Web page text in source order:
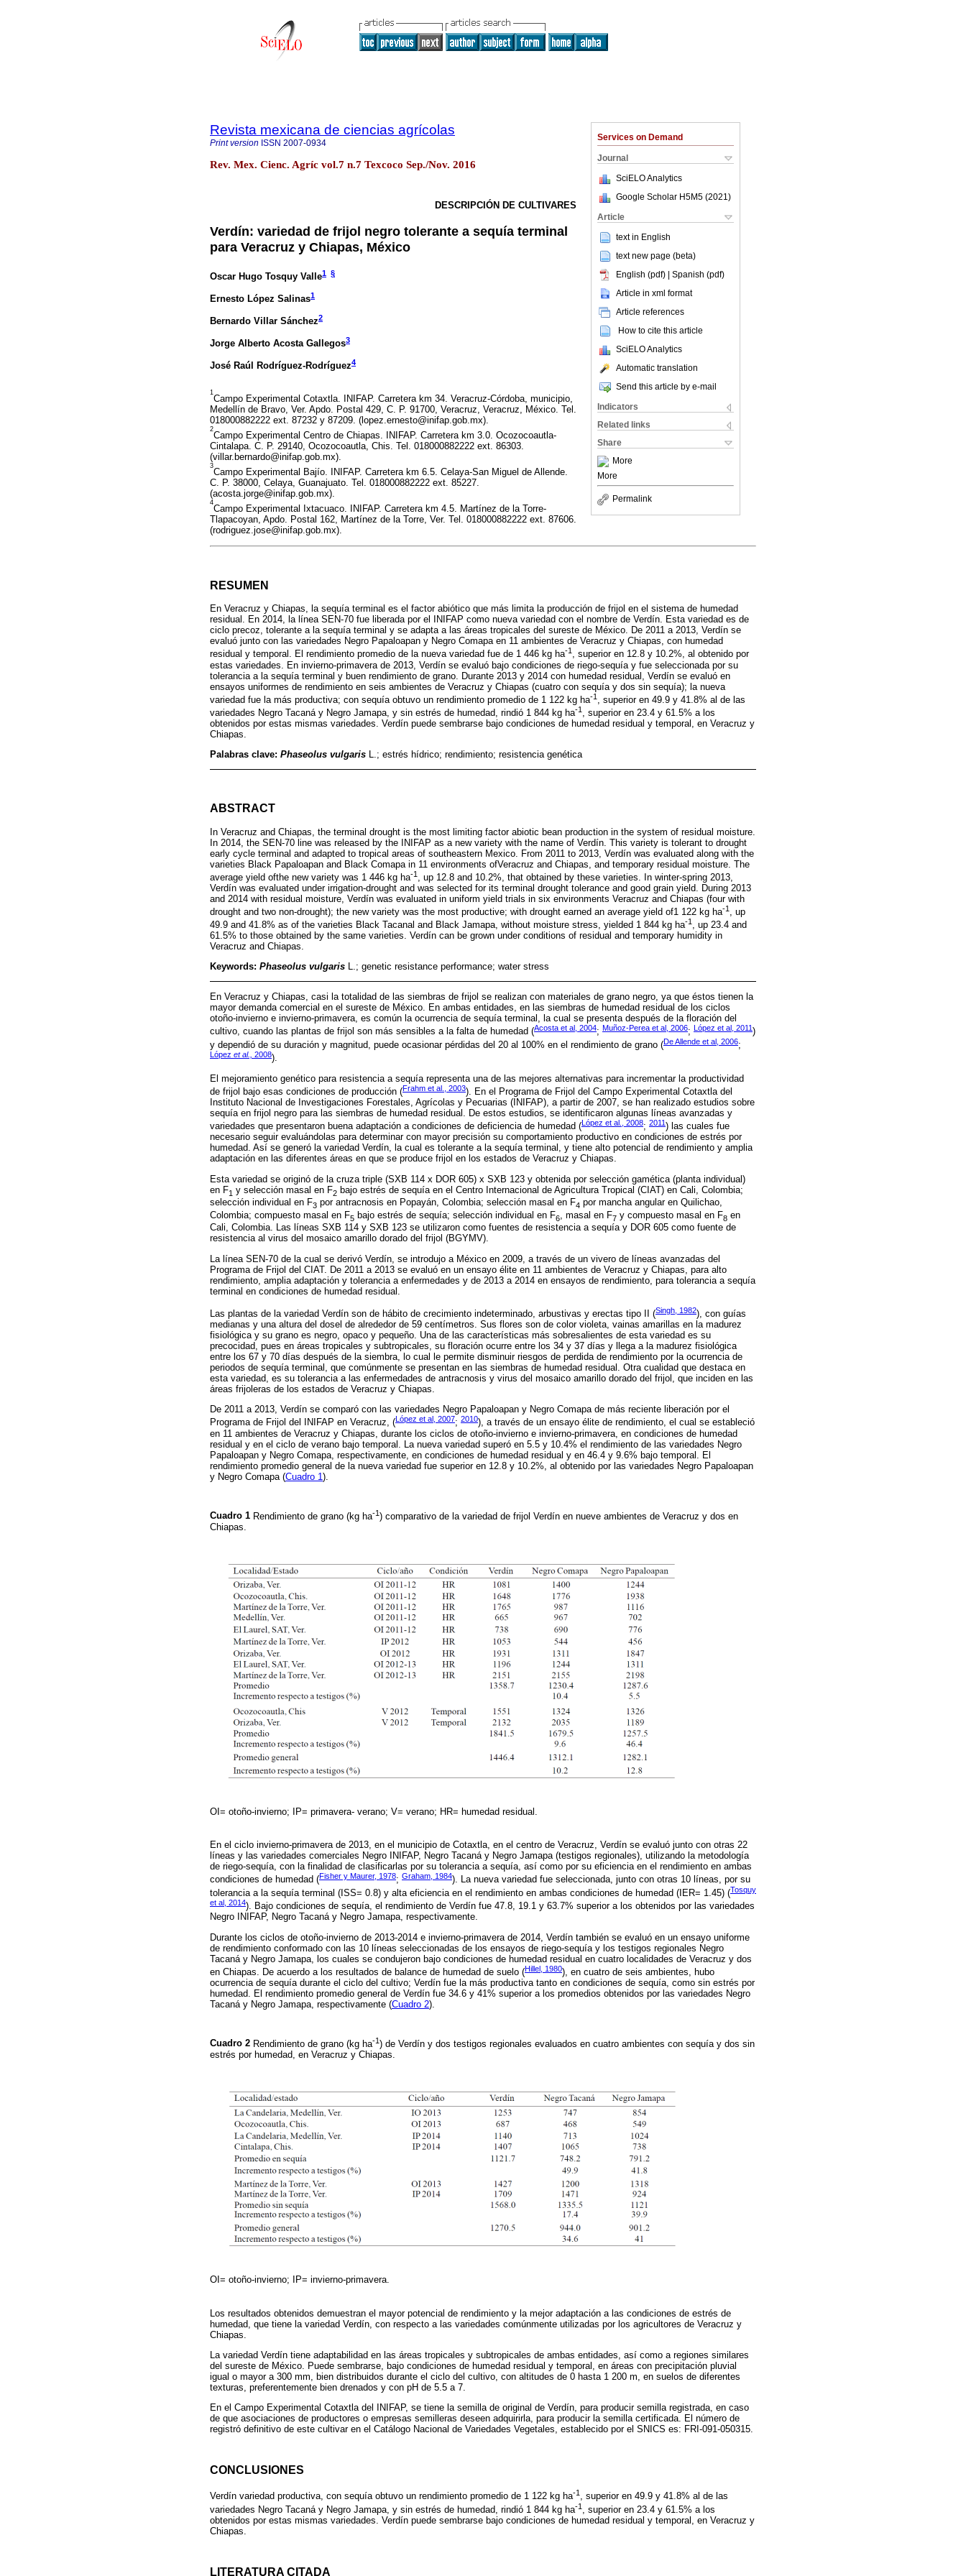
Services on Demand
Journal
SciELO Analytics
Google Scholar H5M5 (2021 )
Article
text in English
text new page (beta)
English (pdf) | Spanish (pdf)
Article in xml format
Article references
How to cite this article
SciELO Analytics
Automatic translation
Send this article by e-mail
Indicators
Related links
Share
More
More
Permalink
Revista mexicana de ciencias agrícolas
Print version ISSN 2007-0934
Rev. Mex. Cienc. Agríc vol.7 n.7 Texcoco Sep./Nov. 2016
DESCRIPCIÓN DE CULTIVARES
Verdín: variedad de frijol negro tolerante a sequía terminal
para Veracruz y Chiapas, México
Oscar Hugo Tosquy Valle1 §
Ernesto López Salinas1
Bernardo Villar Sánchez2
Jorge Alberto Acosta Gallegos3
José Raúl Rodríguez-Rodríguez4
1
Campo Experimental Cotaxtla. INIFAP. Carretera km 34. Veracruz-Córdoba, municipio,
Medellín de Bravo, Ver. Apdo. Postal 429, C. P. 91700, Veracruz, Veracruz, México. Tel.
018000882222 ext. 87232 y 87209. (lopez.ernesto@inifap.gob.mx).
2
Campo Experimental Centro de Chiapas. INIFAP. Carretera km 3.0. Ocozocoautla-
Cintalapa. C. P. 29140, Ocozocoautla, Chis. Tel. 018000882222 ext. 86303.
(villar.bernardo@inifap.gob.mx).
3
Campo Experimental Bajío. INIFAP. Carretera km 6.5. Celaya-San Miguel de Allende.
C. P. 38000, Celaya, Guanajuato. Tel. 018000882222 ext. 85227.
(acosta.jorge@inifap.gob.mx).
4
Campo Experimental Ixtacuaco. INIFAP. Carretera km 4.5. Martínez de la Torre-
Tlapacoyan, Apdo. Postal 162, Martínez de la Torre, Ver. Tel. 018000882222 ext. 87606.
(rodriguez.jose@inifap.gob.mx).
RESUMEN
En Veracruz y Chiapas, la sequía terminal es el factor abiótico que más limita la producción de frijol en el sistema de humedad
residual. En 2014, la línea SEN-70 fue liberada por el INIFAP como nueva variedad con el nombre de Verdín. Esta variedad es de
ciclo precoz, tolerante a la sequía terminal y se adapta a las áreas tropicales del sureste de México. De 2011 a 2013, Verdín se
evaluó junto con las variedades Negro Papaloapan y Negro Comapa en 11 ambientes de Veracruz y Chiapas, con humedad
residual y temporal. El rendimiento promedio de la nueva variedad fue de 1 446 kg ha-1, superior en 12.8 y 10.2%, al obtenido por
estas variedades. En invierno-primavera de 2013, Verdín se evaluó bajo condiciones de riego-sequía y fue seleccionada por su
tolerancia a la sequía terminal y buen rendimiento de grano. Durante 2013 y 2014 con humedad residual, Verdín se evaluó en
ensayos uniformes de rendimiento en seis ambientes de Veracruz y Chiapas (cuatro con sequía y dos sin sequía); la nueva
variedad fue la más productiva; con sequía obtuvo un rendimiento promedio de 1 122 kg ha-1 , superior en 49.9 y 41.8% al de las
variedades Negro Tacaná y Negro Jamapa, y sin estrés de humedad, rindió 1 844 kg ha-1 , superior en 23.4 y 61.5% a los
obtenidos por estas mismas variedades. Verdín puede sembrarse bajo condiciones de humedad residual y temporal, en Veracruz y
Chiapas.
Palabras clave: Phaseolus vulgaris L.; estrés hídrico; rendimiento; resistencia genética
ABSTRACT
In Veracruz and Chiapas, the terminal drought is the most limiting factor abiotic bean production in the system of residual moisture.
In 2014, the SEN-70 line was released by the INIFAP as a new variety with the name of Verdín. This variety is tolerant to drought
early cycle terminal and adapted to tropical areas of southeastern Mexico. From 2011 to 2013, Verdín was evaluated along with the
varieties Black Papaloapan and Black Comapa in 11 environments ofVeracruz and Chiapas, and temporary residual moisture. The
average yield ofthe new variety was 1 446 kg ha-1
, up 12.8 and 10.2%, that obtained by these varieties. In winter-spring 2013,
Verdín was evaluated under irrigation-drought and was selected for its terminal drought tolerance and good grain yield. During 2013
and 2014 with residual moisture, Verdín was evaluated in uniform yield trials in six environments Veracruz and Chiapas (four with
drought and two non-drought); the new variety was the most productive; with drought earned an average yield of1 122 kg ha-1 , up
49.9 and 41.8% as of the varieties Black Tacanal and Black Jamapa, without moisture stress, yielded 1 844 kg ha-1 , up 23.4 and
61.5% to those obtained by the same varieties. Verdín can be grown under conditions of residual and temporary humidity in
Veracruz and Chiapas.
Keywords: Phaseolus vulgaris L.; genetic resistance performance; water stress
En Veracruz y Chiapas, casi la totalidad de las siembras de frijol se realizan con materiales de grano negro, ya que éstos tienen la
mayor demanda comercial en el sureste de México. En ambas entidades, en las siembras de humedad residual de los ciclos
otoño-invierno e invierno-primavera, es común la ocurrencia de sequía terminal, la cual se presenta después de la floración del
cultivo, cuando las plantas de frijol son más sensibles a la falta de humedad (Acosta et al, 2004; Muñoz-Perea et al, 2006; López et al, 2011 )
y dependió de su duración y magnitud, puede ocasionar pérdidas del 20 al 100% en el rendimiento de grano (De Allende et al, 2006;
López et al., 2008).
El mejoramiento genético para resistencia a sequía representa una de las mejores alternativas para incrementar la productividad
de frijol bajo esas condiciones de producción (Frahm et al., 2003). En el Programa de Frijol del Campo Experimental Cotaxtla del
Instituto Nacional de Investigaciones Forestales, Agrícolas y Pecuarias (INIFAP), a partir de 2007, se han realizado estudios sobre
sequía en frijol negro para las siembras de humedad residual. De estos estudios, se identificaron algunas líneas avanzadas y
variedades que presentaron buena adaptación a condiciones de deficiencia de humedad (López et al., 2008; 2011) las cuales fue
necesario seguir evaluándolas para determinar con mayor precisión su comportamiento productivo en condiciones de estrés por
humedad. Así se generó la variedad Verdín, la cual es tolerante a la sequía terminal, y tiene alto potencial de rendimiento y amplia
adaptación en las diferentes áreas en que se produce frijol en los estados de Veracruz y Chiapas.
Esta variedad se originó de la cruza triple (SXB 114 x DOR 605) x SXB 123 y obtenida por selección gamética (planta individual)
en F1 y selección masal en F2 bajo estrés de sequía en el Centro Internacional de Agricultura Tropical (CIAT) en Cali, Colombia;
selección individual en F3 por antracnosis en Popayán, Colombia; selección masal en F4 por mancha angular en Quilichao,
Colombia; compuesto masal en F5 bajo estrés de sequía; selección individual en F6 , masal en F7 y compuesto masal en F8 en
Cali, Colombia. Las líneas SXB 114 y SXB 123 se utilizaron como fuentes de resistencia a sequía y DOR 605 como fuente de
resistencia al virus del mosaico amarillo dorado del frijol (BGYMV).
La línea SEN-70 de la cual se derivó Verdín, se introdujo a México en 2009, a través de un vivero de líneas avanzadas del
Programa de Frijol del CIAT. De 2011 a 2013 se evaluó en un ensayo élite en 11 ambientes de Veracruz y Chiapas, para alto
rendimiento, amplia adaptación y tolerancia a enfermedades y de 2013 a 2014 en ensayos de rendimiento, para tolerancia a sequía
terminal en condiciones de humedad residual.
Las plantas de la variedad Verdín son de hábito de crecimiento indeterminado, arbustivas y erectas tipo II (Singh, 1982), con guías
medianas y una altura del dosel de alrededor de 59 centímetros. Sus flores son de color violeta, vainas amarillas en la madurez
fisiológica y su grano es negro, opaco y pequeño. Una de las características más sobresalientes de esta variedad es su
precocidad, pues en áreas tropicales y subtropicales, su floración ocurre entre los 34 y 37 días y llega a la madurez fisiológica
entre los 67 y 70 días después de la siembra, lo cual le permite disminuir riesgos de perdida de rendimiento por la ocurrencia de
periodos de sequía terminal, que comúnmente se presentan en las siembras de humedad residual. Otra cualidad que destaca en
esta variedad, es su tolerancia a las enfermedades de antracnosis y virus del mosaico amarillo dorado del frijol, que inciden en las
áreas frijoleras de los estados de Veracruz y Chiapas.
De 2011 a 2013, Verdín se comparó con las variedades Negro Papaloapan y Negro Comapa de más reciente liberación por el
Programa de Frijol del INIFAP en Veracruz, ( López et al, 2007; 2010), a través de un ensayo élite de rendimiento, el cual se estableció
en 11 ambientes de Veracruz y Chiapas, durante los ciclos de otoño-invierno e invierno-primavera, en condiciones de humedad
residual y en el ciclo de verano bajo temporal. La nueva variedad superó en 5.5 y 10.4% el rendimiento de las variedades Negro
Papaloapan y Negro Comapa, respectivamente, en condiciones de humedad residual y en 46.4 y 9.6% bajo temporal. El
rendimiento promedio general de la nueva variedad fue superior en 12.8 y 10.2%, al obtenido por las variedades Negro Papaloapan
y Negro Comapa (Cuadro 1 ).
Cuadro 1 Rendimiento de grano (kg ha-1) comparativo de la variedad de frijol Verdín en nueve ambientes de Veracruz y dos en
Chiapas.
OI= otoño-invierno; IP= primavera- verano; V= verano; HR= humedad residual.
En el ciclo invierno-primavera de 2013, en el municipio de Cotaxtla, en el centro de Veracruz, Verdín se evaluó junto con otras 22
líneas y las variedades comerciales Negro INIFAP, Negro Tacaná y Negro Jamapa (testigos regionales), utilizando la metodología
de riego-sequía, con la finalidad de clasificarlas por su tolerancia a sequía, así como por su eficiencia en el rendimiento en ambas
condiciones de humedad (Fisher y Maurer, 1978; Graham, 1984). La nueva variedad fue seleccionada, junto con otras 10 líneas, por su
tolerancia a la sequía terminal (ISS= 0.8) y alta eficiencia en el rendimiento en ambas condiciones de humedad (IER= 1.45) (Tosquy
et al, 2014). Bajo condiciones de sequía, el rendimiento de Verdín fue 47.8, 19.1 y 63.7% superior a los obtenidos por las variedades
Negro INIFAP, Negro Tacaná y Negro Jamapa, respectivamente.
Durante los ciclos de otoño-invierno de 2013-2014 e invierno-primavera de 2014, Verdín también se evaluó en un ensayo uniforme
de rendimiento conformado con las 10 líneas seleccionadas de los ensayos de riego-sequía y los testigos regionales Negro
Tacaná y Negro Jamapa, los cuales se condujeron bajo condiciones de humedad residual en cuatro localidades de Veracruz y dos
en Chiapas. De acuerdo a los resultados de balance de humedad de suelo (Hillel, 1980), en cuatro de seis ambientes, hubo
ocurrencia de sequía durante el ciclo del cultivo; Verdín fue la más productiva tanto en condiciones de sequía, como sin estrés por
humedad. El rendimiento promedio general de Verdín fue 34.6 y 41% superior a los promedios obtenidos por las variedades Negro
Tacaná y Negro Jamapa, respectivamente (Cuadro 2).
Cuadro 2 Rendimiento de grano (kg ha-1) de Verdín y dos testigos regionales evaluados en cuatro ambientes con sequía y dos sin
estrés por humedad, en Veracruz y Chiapas.
OI= otoño-invierno; IP= invierno-primavera.
Los resultados obtenidos demuestran el mayor potencial de rendimiento y la mejor adaptación a las condiciones de estrés de
humedad, que tiene la variedad Verdín, con respecto a las variedades comúnmente utilizadas por los agricultores de Veracruz y
Chiapas.
La variedad Verdín tiene adaptabilidad en las áreas tropicales y subtropicales de ambas entidades, así como a regiones similares
del sureste de México. Puede sembrarse, bajo condiciones de humedad residual y temporal, en áreas con precipitación pluvial
igual o mayor a 300 mm, bien distribuidos durante el ciclo del cultivo, con altitudes de 0 hasta 1 200 m, en suelos de diferentes
texturas, preferentemente bien drenados y con pH de 5.5 a 7.
En el Campo Experimental Cotaxtla del INIFAP, se tiene la semilla de original de Verdín, para producir semilla registrada, en caso
de que asociaciones de productores o empresas semilleras deseen adquirirla, para producir la semilla certificada. El número de
registró definitivo de este cultivar en el Catálogo Nacional de Variedades Vegetales, establecido por el SNICS es: FRI-091-050315.
CONCLUSIONES
Verdín variedad productiva, con sequía obtuvo un rendimiento promedio de 1 122 kg ha-1 , superior en 49.9 y 41.8% al de las
variedades Negro Tacaná y Negro Jamapa, y sin estrés de humedad, rindió 1 844 kg ha-1 , superior en 23.4 y 61.5% a los
obtenidos por estas mismas variedades. Verdín puede sembrarse bajo condiciones de humedad residual y temporal, en Veracruz y
Chiapas.
LITERATURA CITADA